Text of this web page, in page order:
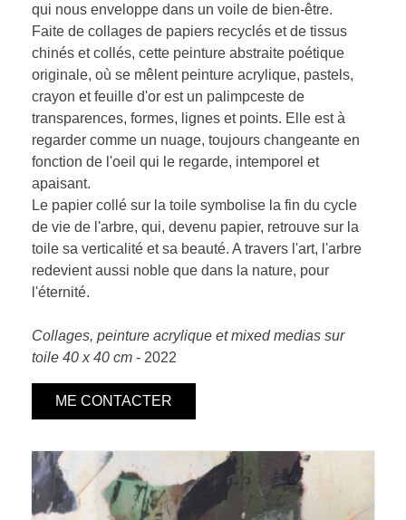
qui nous enveloppe dans un voile de bien-être.
Faite de collages de papiers recyclés et de tissus
chinés et collés, cette peinture abstraite poétique
originale, où se mêlent peinture acrylique, pastels,
crayon et feuille d'or est un palimpceste de
transparences, formes, lignes et points. Elle est à
regarder comme un nuage, toujours changeante en
fonction de l'oeil qui le regarde, intemporel et
apaisant.
Le papier collé sur la toile symbolise la fin du cycle
de vie de l'arbre, qui, devenu papier, retrouve sur la
toile sa verticalité et sa beauté. A travers l'art, l'arbre
redevient aussi noble que dans la nature, pour
l'éternité.
Collages, peinture acrylique et mixed medias sur
toile 40 x 40 cm - 2022
ME CONTACTER